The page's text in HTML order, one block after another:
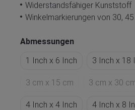
Widerstandsfähiger Kunststoff
Winkelmarkierungen von 30,
Abmessungen
1 Inch x 6 Inch
3 Inch x 18
3 cm x 15 cm 3 cm x 30
4 Inch x 4 Inch 4 Inch x 8